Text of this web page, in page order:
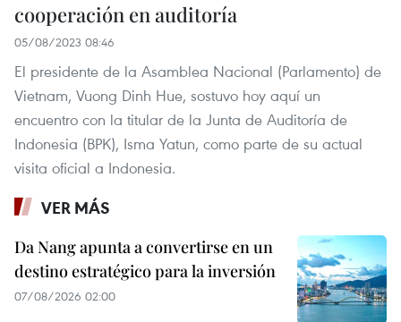
cooperación en auditoría
05/08/2023 08:46
El presidente de la Asamblea Nacional (Parlamento) de
Vietnam, Vuong Dinh Hue, sostuvo hoy aquí un
encuentro con la titular de la Junta de Auditoría de
Indonesia (BPK), Isma Yatun, como parte de su actual
visita oficial a Indonesia.
VER MÁS
Da Nang apunta a convertirse en un
destino estratégico para la inversión
07/08/2026 02:00